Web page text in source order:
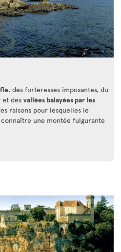
, des forteresses imposantes, du
et des vallées balayées par les
raisons pour lesquelles le
une montée fulgurante